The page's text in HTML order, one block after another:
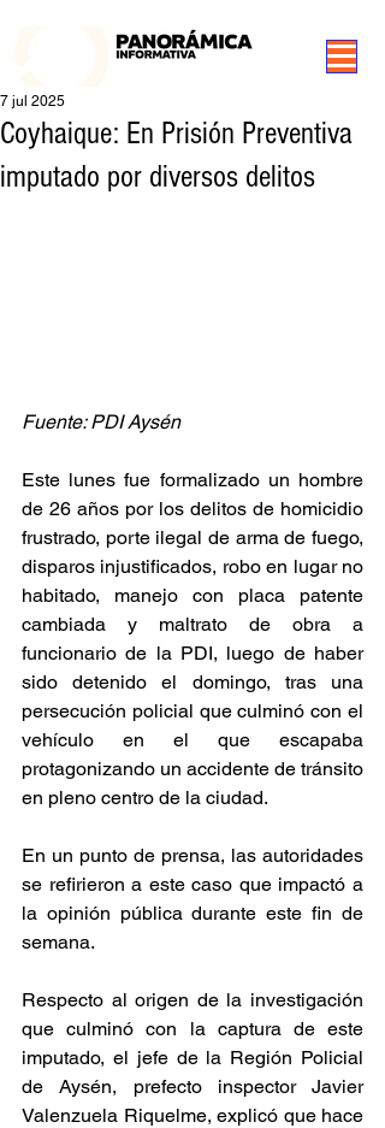
Coyhaique: En Prisión Preventiva
imputado por diversos delitos
7 jul 2025
Fuente: PDI Aysén
Este lunes fue formalizado un hombre
de 26 años por los delitos de homicidio
frustrado, porte ilegal de arma de fuego,
disparos injustificados, robo en lugar no
habitado, manejo con placa patente
cambiada y maltrato de obra a
funcionario de la PDI, luego de haber
sido detenido el domingo, tras una
persecución policial que culminó con el
vehículo en el que escapaba
protagonizando un accidente de tránsito
en pleno centro de la ciudad.
En un punto de prensa, las autoridades
se refirieron a este caso que impactó a
la opinión pública durante este fin de
semana.
Respecto al origen de la investigación
que culminó con la captura de este
imputado, el jefe de la Región Policial
de Aysén, prefecto inspector Javier
Valenzuela Riquelme, explicó que hace